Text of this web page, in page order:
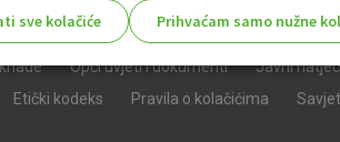
Opći uvjeti i dokumenti Javni
Etički kodeks Pravila o kolačićima
sve kolačiće Prihvaćam samo nužne